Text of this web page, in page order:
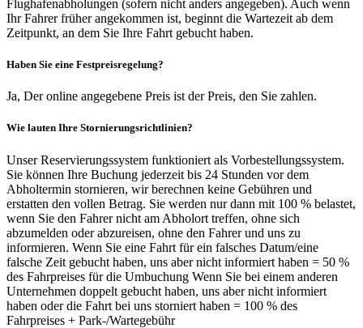
Flughafenabholungen (sofern nicht anders angegeben). Auch wenn
Ihr Fahrer früher angekommen ist, beginnt die Wartezeit ab dem
Zeitpunkt, an dem Sie Ihre Fahrt gebucht haben.
Haben Sie eine Festpreisregelung?
Ja, Der online angegebene Preis ist der Preis, den Sie zahlen.
Wie lauten Ihre Stornierungsrichtlinien?
Unser Reservierungssystem funktioniert als Vorbestellungssystem.
Sie können Ihre Buchung jederzeit bis 24 Stunden vor dem
Abholtermin stornieren, wir berechnen keine Gebühren und
erstatten den vollen Betrag. Sie werden nur dann mit 100 % belastet,
wenn Sie den Fahrer nicht am Abholort treffen, ohne sich
abzumelden oder abzureisen, ohne den Fahrer und uns zu
informieren. Wenn Sie eine Fahrt für ein falsches Datum/eine
falsche Zeit gebucht haben, uns aber nicht informiert haben = 50 %
des Fahrpreises für die Umbuchung Wenn Sie bei einem anderen
Unternehmen doppelt gebucht haben, uns aber nicht informiert
haben oder die Fahrt bei uns storniert haben = 100 % des
Fahrpreises + Park-/Wartegebühr